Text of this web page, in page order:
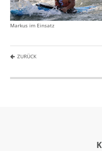
Markus im Einsatz
ZURÜCK